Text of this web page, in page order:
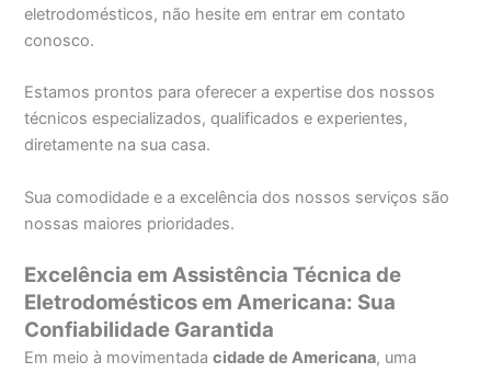
eletrodomésticos, não hesite em entrar em contato
conosco.
Estamos prontos para oferecer a expertise dos nossos
técnicos especializados, qualificados e experientes,
diretamente na sua casa.
Sua comodidade e a excelência dos nossos serviços são
nossas maiores prioridades.
Excelência em Assistência Técnica de
Eletrodomésticos em Americana: Sua
Confiabilidade Garantida
Em meio à movimentadacidade de Americana, uma